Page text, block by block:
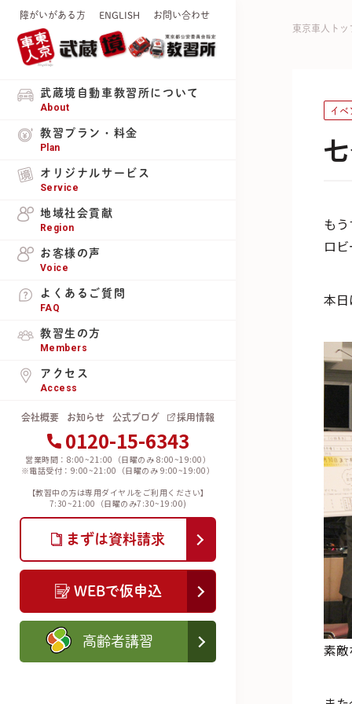
障がいがある方 ENGLISH お問い合わせ
武蔵境自動車教習所について
About
教習プラン・料金
Plan
オリジナルサービス
Service
地域社会貢献
Region
お客様の声
Voice
よくあるご質問
FAQ
教習生の方
Members
アクセス
Access
会社概要 お知らせ 公式ブログ 採用情報
0120-15-6343
営業時間：8:00~21:00（日曜のみ 8:00~19:00）
※電話受付：9:00~21:00（日曜のみ 9:00~19:00）
【教習中の方は専用ダイヤルをご利用ください】
7:30~21:00（日曜のみ7:30~19:00)
まずは資料請求
WEBで仮申込
高齢者講習
東京車人トッ
イベ
も
ロ
本
素